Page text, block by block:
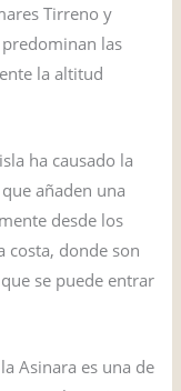
Tirreno y
las
la altitud
ha causado la
añaden una
desde los
costa, donde son
se puede entrar
Asinara es una de